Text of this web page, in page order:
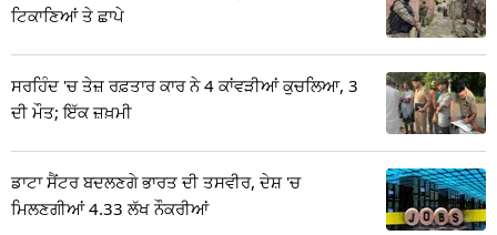
ਟਿਕਾਣਿਆਂ ਤੇ ਛਾਪੇ
ਸਰਹਿੰਦ 'ਚ ਤੇਜ਼ ਰਫ਼ਤਾਰ ਕਾਰ ਨੇ 4 ਕਾਂਵੜੀਆਂ ਕੁਚਲਿਆ, 3
ਦੀ ਮੌਤ; ਇੱਕ ਜ਼ਖ਼ਮੀ
ਡਾਟਾ ਸੈਂਟਰ ਬਦਲਣਗੇ ਭਾਰਤ ਦੀ ਤਸਵੀਰ, ਦੇਸ਼ 'ਚ
ਮਿਲਣਗੀਆਂ 4.33 ਲੱਖ ਨੌਕਰੀਆਂ